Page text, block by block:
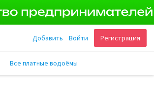
Регистрация
Войти
Добавить
Все платные водоёмы